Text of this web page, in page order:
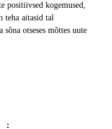
positiivsed kogemused,
teha aitasid tal
otseses mõttes uute
›